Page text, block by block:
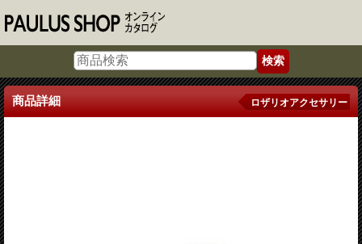
商品詳細 ロザリオアクセサリー